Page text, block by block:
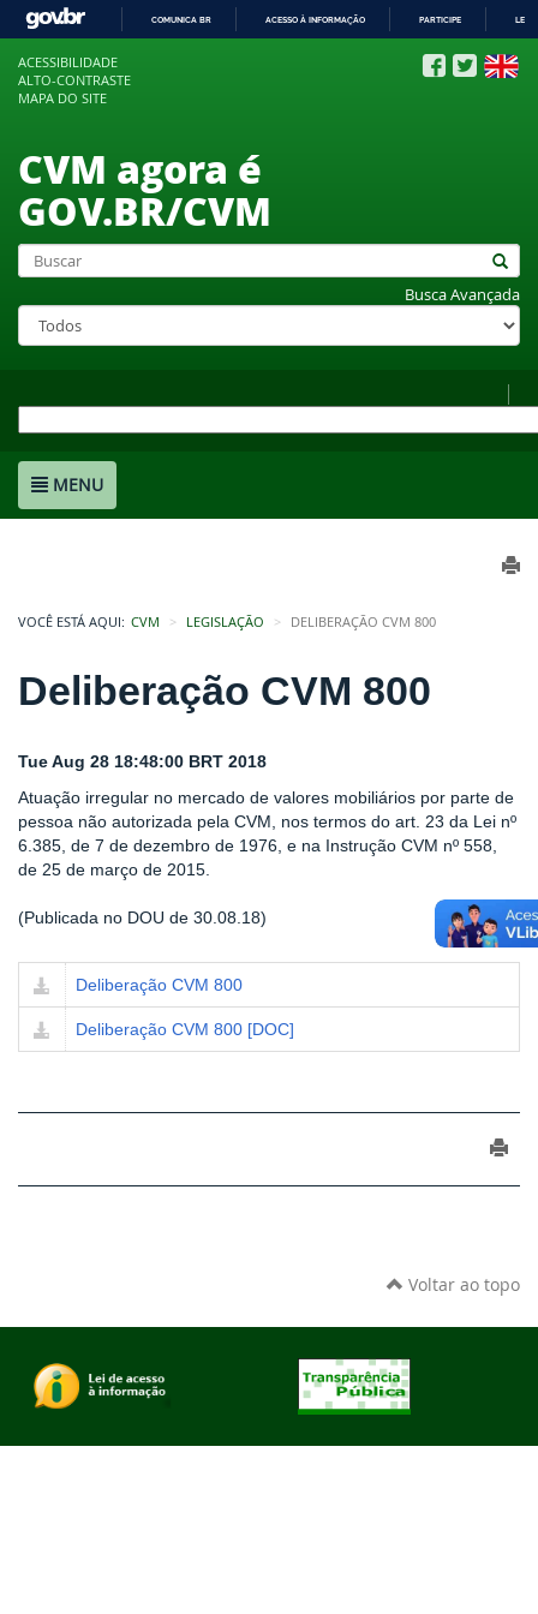
COMUNICA BR ACESSO À INFORMAÇÃO PARTICIPE
ACESSIBILIDADE
ALTO-CONTRASTE
MAPA DO SITE
CVM agora é
GOV.BR/CVM
Busca Avançada
MENU
VOCÊ ESTÁ AQUI: CVM LEGISLAÇÃO DELIBERAÇÃO CVM 800
Deliberação CVM 800
Tue Aug 28 18:48:00 BRT 2018
Atuação irregular no mercado de valores mobiliários por parte de
pessoa não autorizada pela CVM, nos termos do art. 23 da Lei nº
6.385, de 7 de dezembro de 1976, e na Instrução CVM nº 558,
de 25 de março de 2015.
(Publicada no DOU de 30.08.18)
Deliberação CVM 800
Deliberação CVM 800 [DOC]
Voltar ao topo